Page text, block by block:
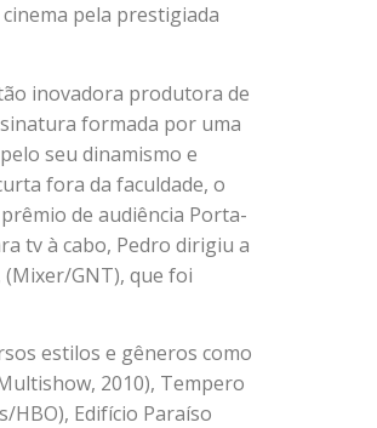
pela prestigiada
inovadora produtora de
formada por uma
seu dinamismo e
fora da faculdade, o
de audiência Porta-
tv à cabo, Pedro dirigiu a
GNT), que foi
estilos e gêneros como
2010), Tempero
HBO), Edifício Paraíso